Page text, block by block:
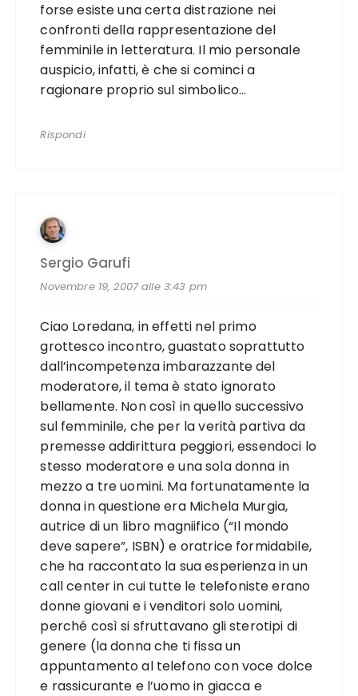
forse esiste una certa distrazione nei
confronti della rappresentazione del
femminile in letteratura. Il mio personale
auspicio, infatti, è che si cominci a
ragionare proprio sul simbolico…
Rispondi
Sergio Garufi
Novembre 19, 2007 alle 3:43 pm
Ciao Loredana, in effetti nel primo
grottesco incontro, guastato soprattutto
dall’incompetenza imbarazzante del
moderatore, il tema è stato ignorato
bellamente. Non così in quello successivo
sul femminile, che per la verità partiva da
premesse addirittura peggiori, essendoci lo
stesso moderatore e una sola donna in
mezzo a tre uomini. Ma fortunatamente la
donna in questione era Michela Murgia,
autrice di un libro magniifico (“Il mondo
deve sapere”, ISBN) e oratrice formidabile,
che ha raccontato la sua esperienza in un
call center in cui tutte le telefoniste erano
donne giovani e i venditori solo uomini,
perché così si sfruttavano gli sterotipi di
genere (la donna che ti fissa un
appuntamento al telefono con voce dolce
e rassicurante e l’uomo in giacca e